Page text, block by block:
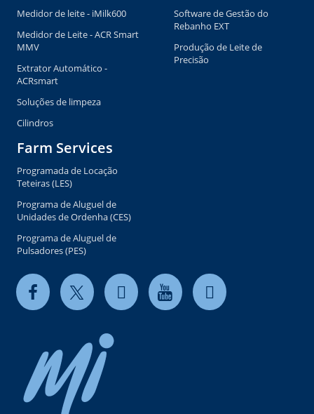
Medidor de leite - iMilk600
Medidor de Leite - ACR Smart
MMV
Extrator Automático -
ACRsmart
Soluções de limpeza
Cilindros
Software de Gestão do
Rebanho EXT
Produção de Leite de
Precisão
Farm Services
Programada de Locação
Teteiras (LES)
Programa de Aluguel de
Unidades de Ordenha (CES)
Programa de Aluguel de
Pulsadores (PES)